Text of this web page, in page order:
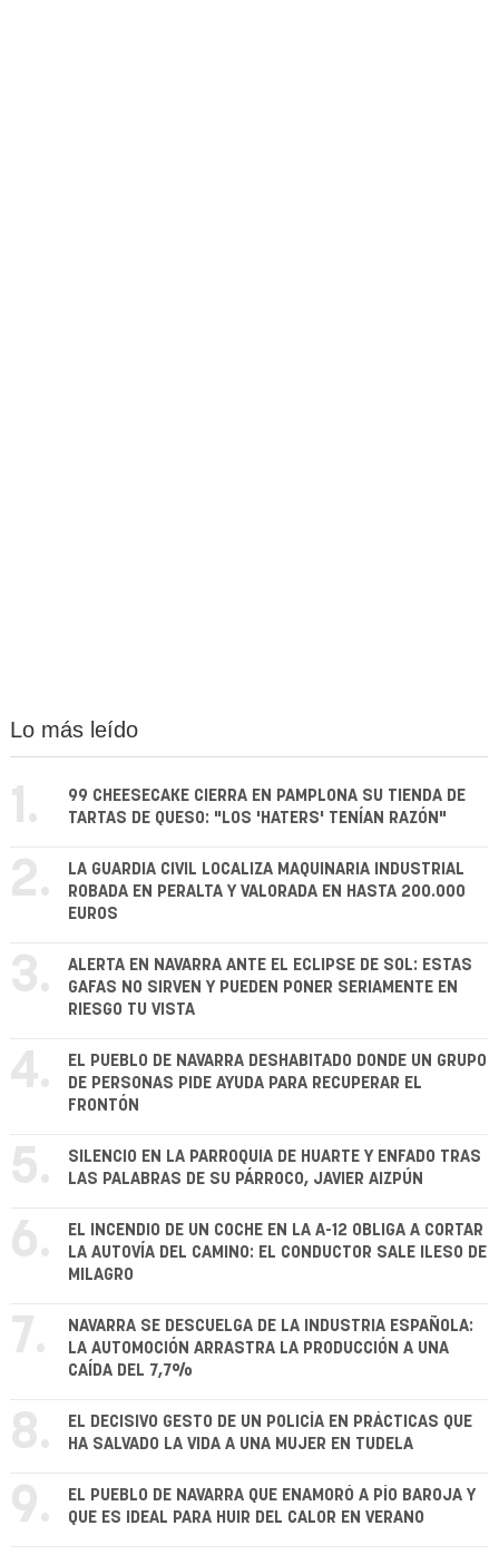
Lo más leído
1.
99 CHEESECAKE CIERRA EN PAMPLONA SU TIENDA DE
TARTAS DE QUESO: "LOS 'HATERS' TENÍAN RAZÓN"
2.
LA GUARDIA CIVIL LOCALIZA MAQUINARIA INDUSTRIAL
ROBADA EN PERALTA Y VALORADA EN HASTA 200.000
EUROS
3.
ALERTA EN NAVARRA ANTE EL ECLIPSE DE SOL: ESTAS
GAFAS NO SIRVEN Y PUEDEN PONER SERIAMENTE EN
RIESGO TU VISTA
4.
EL PUEBLO DE NAVARRA DESHABITADO DONDE UN GRUPO
DE PERSONAS PIDE AYUDA PARA RECUPERAR EL
FRONTÓN
5.
SILENCIO EN LA PARROQUIA DE HUARTE Y ENFADO TRAS
LAS PALABRAS DE SU PÁRROCO, JAVIER AIZPÚN
6.
EL INCENDIO DE UN COCHE EN LA A-12 OBLIGA A CORTAR
LA AUTOVÍA DEL CAMINO: EL CONDUCTOR SALE ILESO DE
MILAGRO
7.
NAVARRA SE DESCUELGA DE LA INDUSTRIA ESPAÑOLA:
LA AUTOMOCIÓN ARRASTRA LA PRODUCCIÓN A UNA
CAÍDA DEL 7,7%
8.
EL DECISIVO GESTO DE UN POLICÍA EN PRÁCTICAS QUE
HA SALVADO LA VIDA A UNA MUJER EN TUDELA
9.
EL PUEBLO DE NAVARRA QUE ENAMORÓ A PÍO BAROJA Y
QUE ES IDEAL PARA HUIR DEL CALOR EN VERANO